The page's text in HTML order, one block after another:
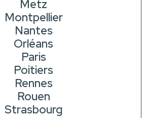
Metz
Montpellier
Nantes
Orléans
Paris
Poitiers
Rennes
Rouen
Strasbourg